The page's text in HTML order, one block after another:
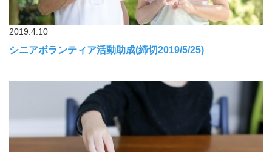
2019.4.10
シニアボランティア活動助成(締切2019/5/25)